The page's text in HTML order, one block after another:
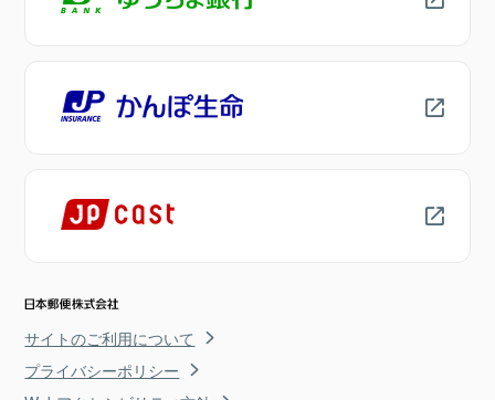
サイトのご利用について
プライバシーポリシー